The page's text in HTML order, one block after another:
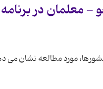
- معلمان در